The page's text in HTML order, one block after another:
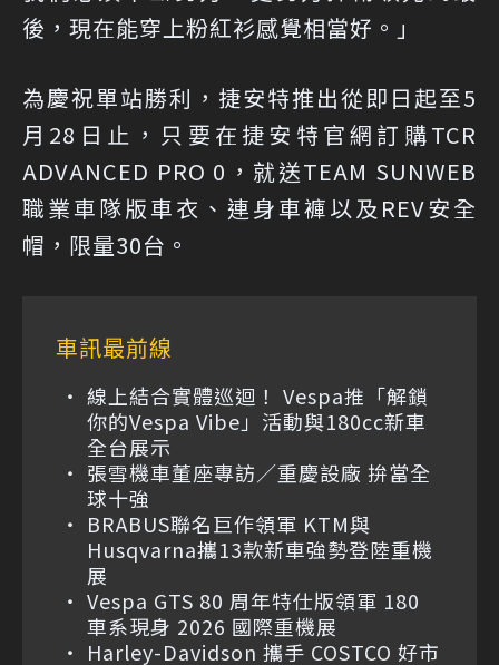
後，現在能穿上粉紅衫感覺相當好。」
為慶祝單站勝利，捷安特推出從即日起至5
月28日止，只要在 捷安特官網 訂購TCR
ADVANCED PRO 0，就送TEAM SUNWEB
職業車隊版車衣、連身車褲以及REV安全
帽，限量30台。
車訊最前線
線上結合實體巡迴！ Vespa推「解鎖
你的Vespa Vibe」活動與180cc新車
全台展示
張雪機車董座專訪／重慶設廠 拚當全
球十強
BRABUS聯名巨作領軍 KTM與
Husqvarna攜13款新車強勢登陸重機
展
Vespa GTS 80 周年特仕版領軍 180
車系現身 2026 國際重機展
Harley-Davidson 攜手 COSTCO 好市